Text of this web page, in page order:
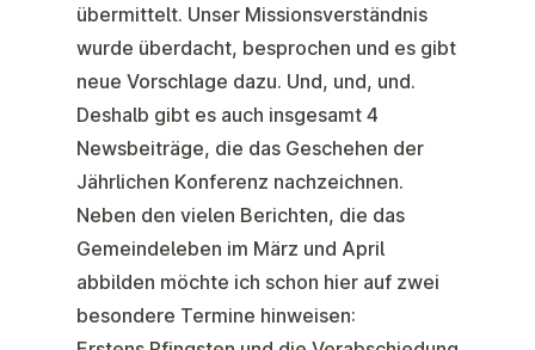
übermittelt. Unser Missionsverständnis
wurde überdacht, besprochen und es gibt
neue Vorschlage dazu. Und, und, und.
Deshalb gibt es auch insgesamt 4
Newsbeiträge, die das Geschehen der
Jährlichen Konferenz nachzeichnen.
Neben den vielen Berichten, die das
Gemeindeleben im März und April
abbilden möchte ich schon hier auf zwei
besondere Termine hinweisen: